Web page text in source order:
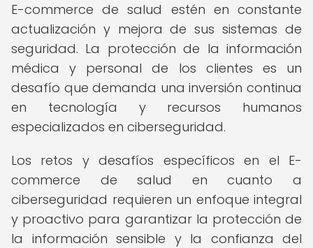
E-commerce de salud estén en constante
actualización y mejora de sus sistemas de
seguridad. La protección de la información
médica y personal de los clientes es un
desafío que demanda una inversión continua
en tecnología y recursos humanos
especializados en ciberseguridad.
Los retos y desafíos específicos en el E-
commerce de salud en cuanto a
ciberseguridad requieren un enfoque integral
y proactivo para garantizar la protección de
la información sensible y la confianza del